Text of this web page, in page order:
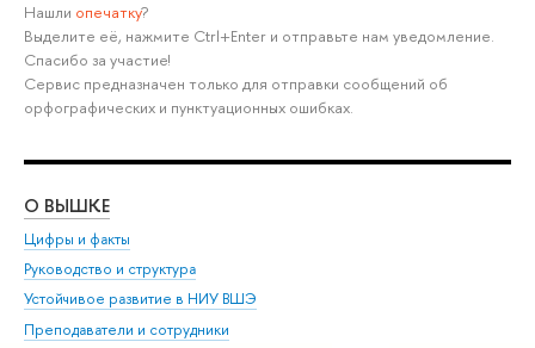
Нашли опечатку?
Выделите её, нажмите Ctrl+Enter и отправьте нам уведомление.
Спасибо за участие!
Сервис предназначен только для отправки сообщений об
орфографических и пунктуационных ошибках.
О ВЫШКЕ
Цифры и факты
Руководство и структура
Устойчивое развитие в НИУ ВШЭ
Преподаватели и сотрудники